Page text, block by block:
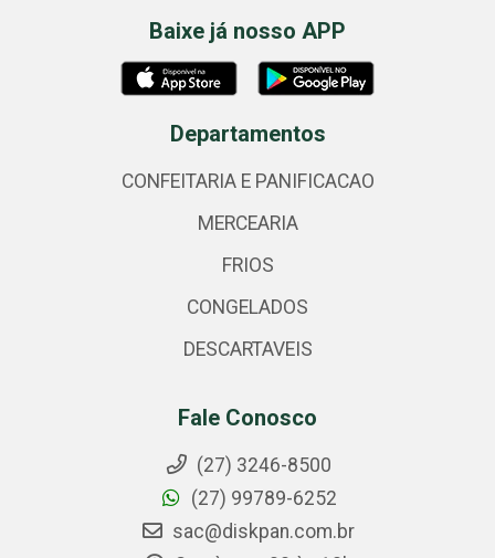
Baixe já nosso APP
Departamentos
CONFEITARIA E PANIFICACAO
MERCEARIA
FRIOS
CONGELADOS
DESCARTAVEIS
Fale Conosco
(27) 3246-8500
(27) 99789-6252
sac@diskpan.com.br